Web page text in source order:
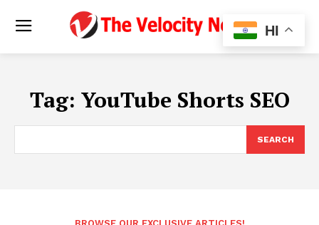
Tag: YouTube Shorts SEO
SEARCH
HI